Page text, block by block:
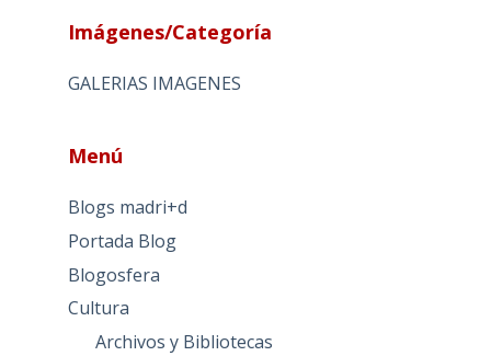
Imágenes/Categoría
GALERIAS IMAGENES
Menú
Blogs madri+d
Portada Blog
Blogosfera
Cultura
Archivos y Bibliotecas